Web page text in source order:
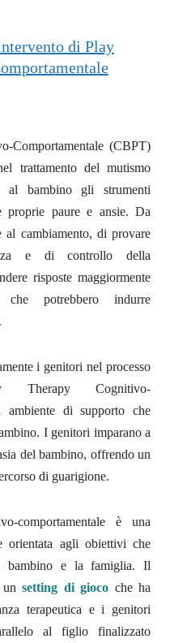
di Play
Comportamentale (CBPT)
trattamento del mutismo
al bambino gli strumenti
proprie paure e ansie. Da
al cambiamento, di provare
e di controllo della
risposte maggiormente
potrebbero indurre
i genitori nel processo
Therapy Cognitivo-
ambiente di supporto che
I genitori imparano a
del bambino, offrendo un
di guarigione.
comportamentale è una
orientata agli obiettivi che
bambino e la famiglia. Il
unsetting di gioco che ha
terapeutica e i genitori
al figlio finalizzato